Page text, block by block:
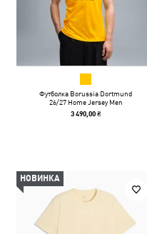
Футболка Borussia Dortmund
26/27 Home Jersey Men
3 490,00 ₴
НОВИНКА